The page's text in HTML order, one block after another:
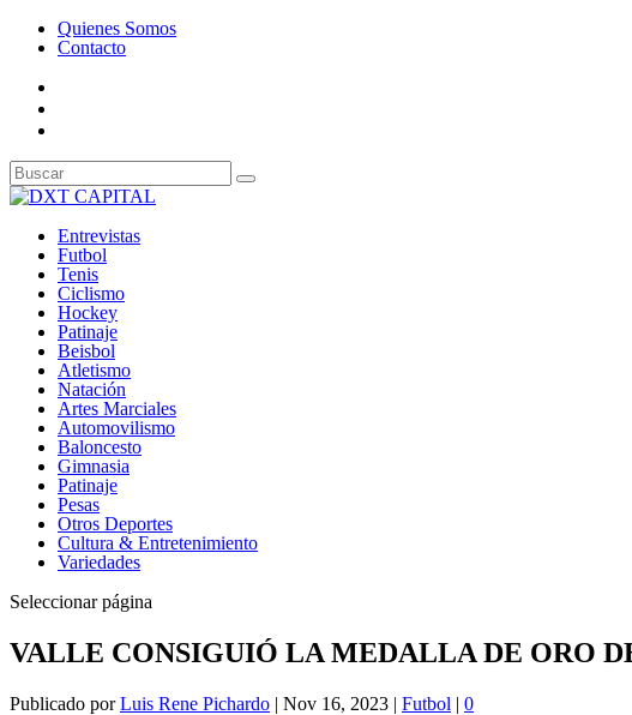
Quienes Somos
Contacto
Entrevistas
Futbol
Tenis
Ciclismo
Hockey
Patinaje
Beisbol
Atletismo
Natación
Artes Marciales
Automovilismo
Baloncesto
Gimnasia
Patinaje
Pesas
Otros Deportes
Cultura & Entretenimiento
Variedades
Seleccionar página
VALLE CONSIGUIÓ LA MEDALLA DE ORO
Publicado porLuis Rene Pichardo | Nov 16, 2023 | Futbol | 0